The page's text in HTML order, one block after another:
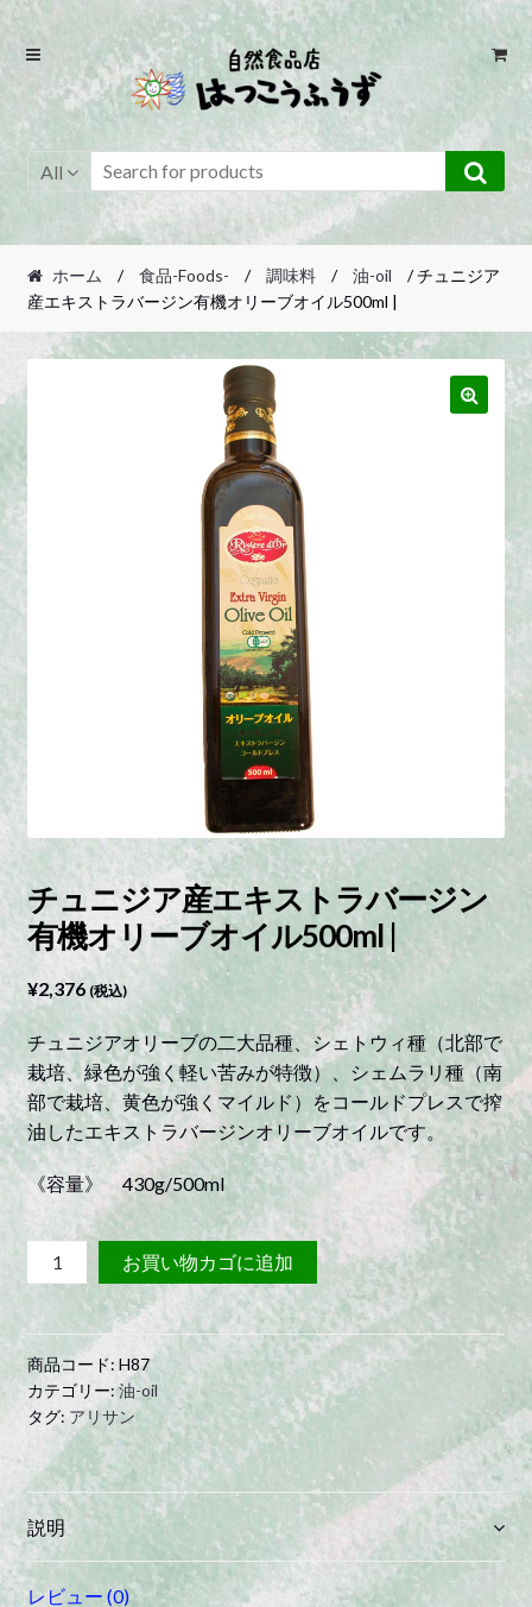
Skip
navigation
Skip
content
All
ホーム / 食品-Foods- / 調味料 / 油-oil
/ チュニジア
産エキストラバージン有機オリーブオイル500ml |
チュニジア産エキストラバージン
有機オリーブオイル500ml |
¥2,376 (税込)
チュニジアオリーブの二大品種、シェトウィ種（北部で
栽培、緑色が強く軽い苦みが特徴）、シェムラリ種（南
部で栽培、黄色が強くマイルド）をコールドプレスで搾
油したエキストラバージンオリーブオイルです。
《容量》 430g/500ml
ュ
ア
産
エ
ス
ト
ラ
バ
お買い物カゴに追加
商品コード: H87
カテゴリー:油-oil
タグ: アリサン
説明
レビュー (0)